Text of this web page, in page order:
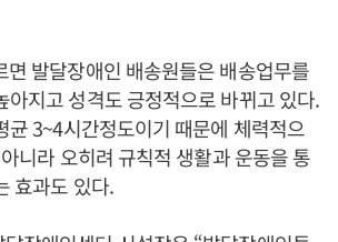
면 발달장애인 배송원들은 배송업무를
아지고 성격도 긍정적으로 바뀌고 있다.
균 3~4시간정도이기 때문에 체력적으
니라 오히려 규칙적 생활과 운동을 통
효과도 있다.